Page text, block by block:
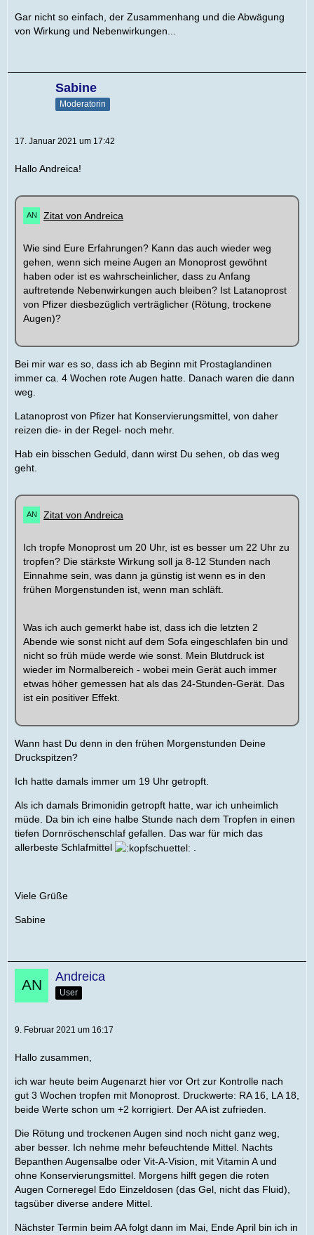
Gar nicht so einfach, der Zusammenhang und die Abwägung
von Wirkung und Nebenwirkungen...
Sabine
Moderatorin
17. Januar 2021 um 17:42
Hallo Andreica!
Zitat von Andreica
Wie sind Eure Erfahrungen? Kann das auch wieder weg
gehen, wenn sich meine Augen an Monoprost gewöhnt
haben oder ist es wahrscheinlicher, dass zu Anfang
auftretende Nebenwirkungen auch bleiben? Ist Latanoprost
von Pfizer diesbezüglich verträglicher (Rötung, trockene
Augen)?
Bei mir war es so, dass ich ab Beginn mit Prostaglandinen
immer ca. 4 Wochen rote Augen hatte. Danach waren die dann
weg.
Latanoprost von Pfizer hat Konservierungsmittel, von daher
reizen die- in der Regel- noch mehr.
Hab ein bisschen Geduld, dann wirst Du sehen, ob das weg
geht.
Zitat von Andreica
Ich tropfe Monoprost um 20 Uhr, ist es besser um 22 Uhr zu
tropfen? Die stärkste Wirkung soll ja 8-12 Stunden nach
Einnahme sein, was dann ja günstig ist wenn es in den
frühen Morgenstunden ist, wenn man schläft.
Was ich auch gemerkt habe ist, dass ich die letzten 2
Abende wie sonst nicht auf dem Sofa eingeschlafen bin und
nicht so früh müde werde wie sonst. Mein Blutdruck ist
wieder im Normalbereich - wobei mein Gerät auch immer
etwas höher gemessen hat als das 24-Stunden-Gerät. Das
ist ein positiver Effekt.
Wann hast Du denn in den frühen Morgenstunden Deine
Druckspitzen?
Ich hatte damals immer um 19 Uhr getropft.
Als ich damals Brimonidin getropft hatte, war ich unheimlich
müde. Da bin ich eine halbe Stunde nach dem Tropfen in einen
tiefen Dornröschenschlaf gefallen. Das war für mich das
allerbeste Schlafmittel
Viele Grüße
Sabine
Andreica
User
9. Februar 2021 um 16:17
Hallo zusammen,
ich war heute beim Augenarzt hier vor Ort zur Kontrolle nach
gut 3 Wochen tropfen mit Monoprost. Druckwerte: RA 16, LA 18,
beide Werte schon um +2 korrigiert. Der AA ist zufrieden.
Die Rötung und trockenen Augen sind noch nicht ganz weg,
aber besser. Ich nehme mehr befeuchtende Mittel. Nachts
Bepanthen Augensalbe oder Vit-A-Vision, mit Vitamin A und
ohne Konservierungsmittel. Morgens hilft gegen die roten
Augen Corneregel Edo Einzeldosen (das Gel, nicht das Fluid),
tagsüber diverse andere Mittel.
Nächster Termin beim AA folgt dann im Mai, Ende April bin ich in